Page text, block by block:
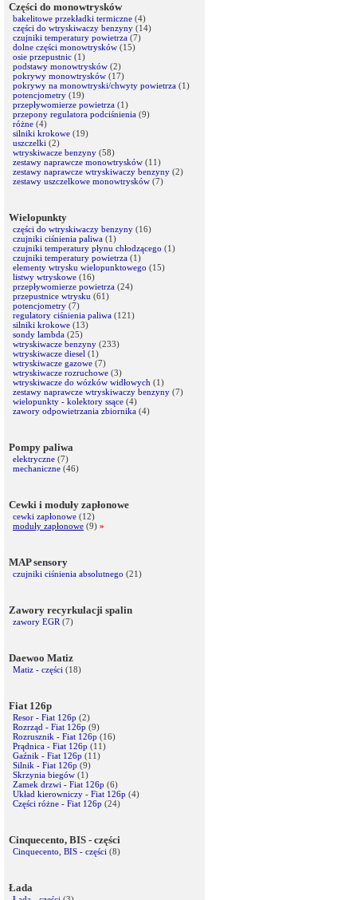
Części do monowtrysków
bakelitowe przekładki termiczne (4)
części do wtryskiwaczy benzyny (14)
czujniki temperatury powietrza (7)
dolne części monowtrysków (15)
osie przepustnic (1)
podstawy monowtrysków (2)
pokrywy monowtrysków (17)
pokrywy na monowtryski/chwyty powietrza (1)
potencjometry (19)
przepływomierze powietrza (1)
przepony regulatora podciśnienia (9)
różne (4)
silniki krokowe (19)
uszczelki (2)
wtryskiwacze benzyny (58)
zestawy naprawcze monowtrysków (11)
zestawy naprawcze wtryskiwaczy benzyny (2)
zestawy uszczelkowe monowtrysków (7)
Wielopunkty
części do wtryskiwaczy benzyny (16)
czujniki ciśnienia paliwa (1)
czujniki temperatury płynu chłodzącego (1)
czujniki temperatury powietrza (1)
elementy wtrysku wielopunktowego (15)
listwy wtryskowe (16)
przepływomierze powietrza (24)
przepustnice wtrysku (61)
potencjometry (7)
regulatory ciśnienia paliwa (121)
silniki krokowe (13)
sondy lambda (25)
wtryskiwacze benzyny (233)
wtryskiwacze diesel (1)
wtryskiwacze gazowe (7)
wtryskiwacze rozruchowe (3)
wtryskiwacze do wózków widłowych (1)
zestawy naprawcze wtryskiwaczy benzyny (7)
wielopunkty - kolektory ssące (4)
zawory odpowietrzania zbiornika (4)
Pompy paliwa
elektryczne (7)
mechaniczne (46)
Cewki i moduły zapłonowe
cewki zapłonowe (12)
moduły zapłonowe (9) »
MAP sensory
czujniki ciśnienia absolutnego (21)
Zawory recyrkulacji spalin
zawory EGR (7)
Daewoo Matiz
Matiz - części (18)
Fiat 126p
Resor - Fiat 126p (2)
Rozrząd - Fiat 126p (9)
Rozrusznik - Fiat 126p (16)
Prądnica - Fiat 126p (11)
Gaźnik - Fiat 126p (11)
Silnik - Fiat 126p (9)
Skrzynia biegów (1)
Zamek drzwi - Fiat 126p (6)
Układ kierowniczy - Fiat 126p (4)
Części różne - Fiat 126p (24)
Cinquecento, BIS - części
Cinquecento, BIS - części (8)
Łada